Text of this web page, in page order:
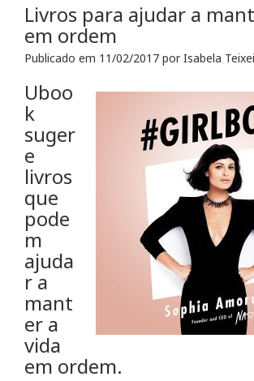
Livros para ajudar a
em ordem
Publicado em 11/02/2017 porIsabela
Uboo
k
suger
e
livros
que
pode
m
ajuda
r a
mant
er a
vida
em ordem.